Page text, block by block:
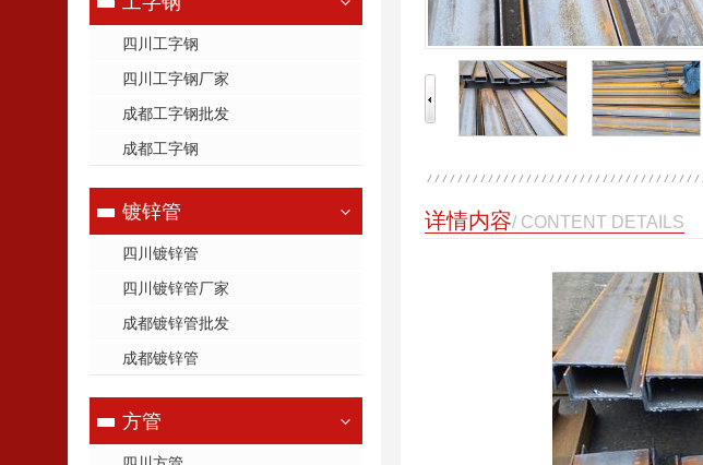
四川工字钢
四川工字钢厂家
成都工字钢批发
成都工字钢
镀锌管
四川镀锌管
四川镀锌管厂家
成都镀锌管批发
成都镀锌管
方管
详情内容/ CONTENT DETAILS